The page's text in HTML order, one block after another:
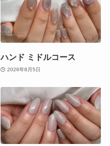
ハンド ミドルコース
2026年8月5日